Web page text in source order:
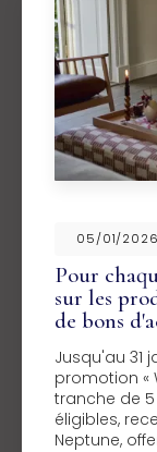
05/01/2026
Pour
sur les
de bons
Jusqu'au 31
promotion «
tranche de
éligibles,
Neptune,